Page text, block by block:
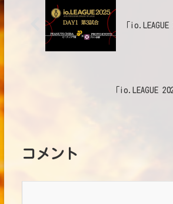
「
「io.LEAGUE
コメント